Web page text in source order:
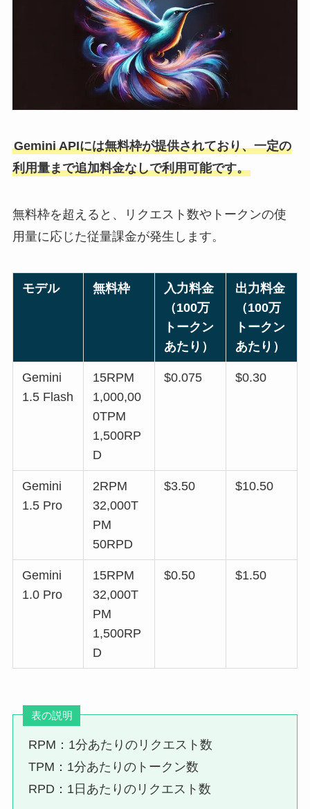
Gemini APIには無料枠が提供されており、一定の
利用量まで追加料金なしで利用可能です。
無料枠を超えると、リクエスト数やトークンの使
用量に応じた従量課金が発生します。
モデル 無料枠
入力料金
（100万
トークン
あたり）
出力料金
（100万
トークン
あたり）
Gemini
1.5 Flash
15RPM
1,000,00
0TPM
1,500RP
D
$0.075 $0.30
Gemini
1.5 Pro
2RPM
32,000T
PM
50RPD
$3.50 $10.50
Gemini
1.0 Pro
15RPM
32,000T
PM
1,500RP
D
$0.50 $1.50
表の説明
RPM：1分あたりのリクエスト数
TPM：1分あたりのトークン数
RPD：1日あたりのリクエスト数